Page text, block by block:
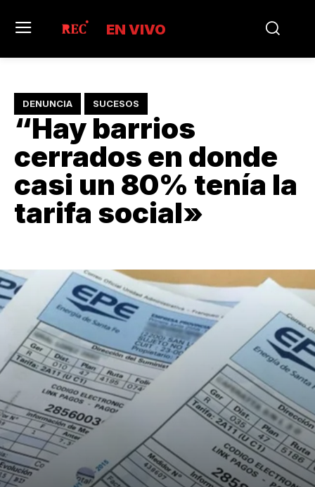
EN VIVO
DENUNCIA SUCESOS
“Hay barrios
cerrados en donde
casi un 80% tenía la
tarifa social»